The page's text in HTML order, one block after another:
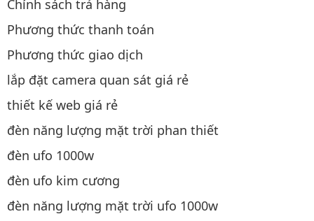
Chính sách trả hàng
Phương thức thanh toán
Phương thức giao dịch
lắp đặt camera quan sát giá rẻ
thiết kế web giá rẻ
đèn năng lượng mặt trời phan thiết
đèn ufo 1000w
đèn ufo kim cương
đèn năng lượng mặt trời ufo 1000w